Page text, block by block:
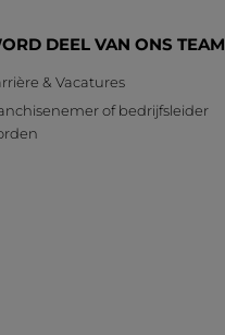
DEEL VAN ONS TEAM
& Vacatures
of bedrijfsleider